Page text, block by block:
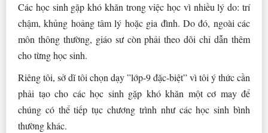
Các học sinh gặp khó khăn trong việc học vì nhiều lý do: trí
chậm, khủng hoảng tâm lý hoặc gia đình. Do đó, ngoài các
môn thông thường, giáo sư còn phải theo dõi chỉ dẫn thêm
cho từng học sinh.
Riêng tôi, sở dĩ tôi chọn dạy ”lớp-9 đặc-biệt” vì tôi ý thức cần
phải tạo cho các học sinh gặp khó khăn một cơ may để
chúng có thể tiếp tục chương trình như các học sinh bình
thường khác.